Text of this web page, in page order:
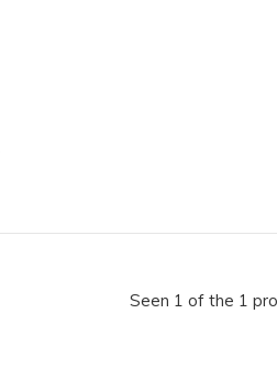
Seen 1 of the 1